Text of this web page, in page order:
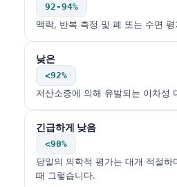
92-94%
맥락, 반복 측정 및 폐 또는 수면
낮은
<92%
저산소증에 의해 유발되는 이차성
긴급하게 낮음
<90%
당일의 의학적 평가는 대개 적절하
때 그렇습니다.
Suomi
Hrvatski
Slovenčina
پښتو
سنڌي
অসমীয়া